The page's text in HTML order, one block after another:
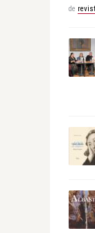
de